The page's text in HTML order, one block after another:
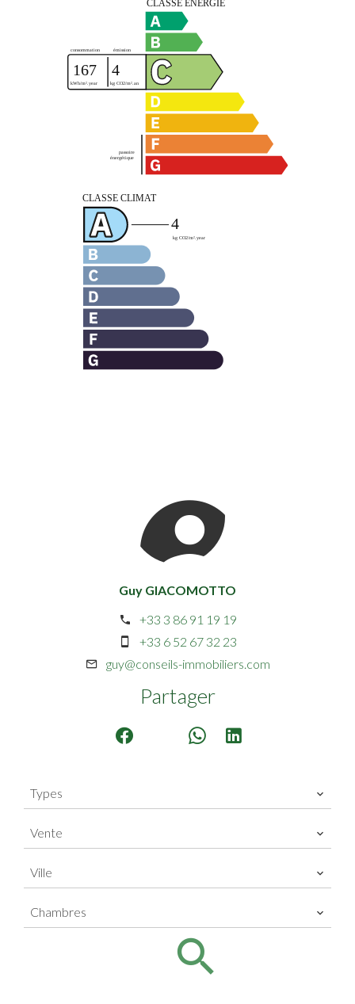
Guy GIACOMOTTO
+33 3 86 91 19 19
+33 6 52 67 32 23
guy@conseils-immobiliers.com
Partager
Types
Vente
Ville
Chambres